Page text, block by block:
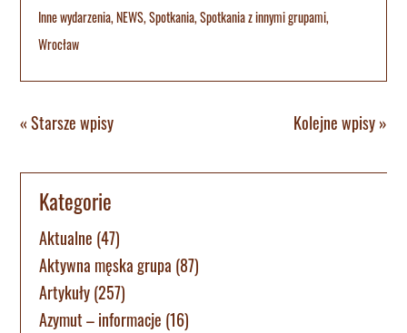
Inne wydarzenia,NEWS,Spotkania,Spotkania z innymi grupami,
Wrocław
« Starsze wpisy Kolejne wpisy »
Kategorie
Aktualne (47)
Aktywna męska grupa (87)
Artykuły(257)
Azymut – informacje (16)